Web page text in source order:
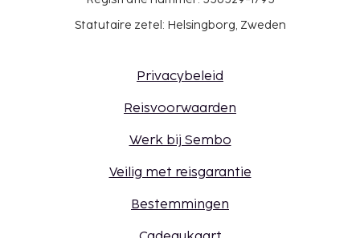
Statutaire zetel: Helsingborg, Zweden
Privacybeleid
Reisvoorwaarden
Werk bij Sembo
Veilig met reisgarantie
Bestemmingen